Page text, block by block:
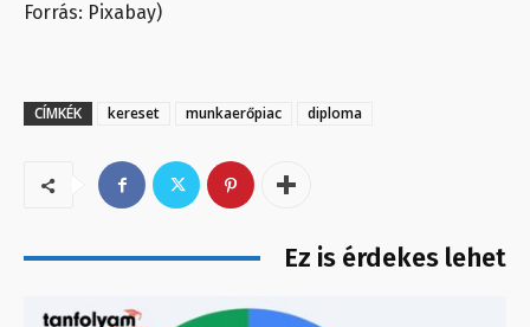
Forrás: Pixabay)
CÍMKÉK kereset munkaerőpiac diploma
Ez is érdekes lehet